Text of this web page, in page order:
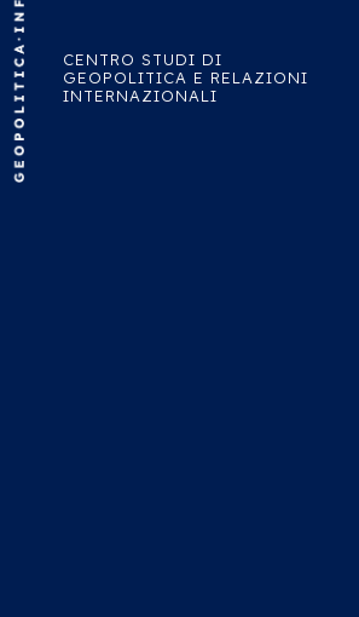
CENTRO STUDI DI
GEOPOLITICA E RELAZIONI
INTERNAZIONALI